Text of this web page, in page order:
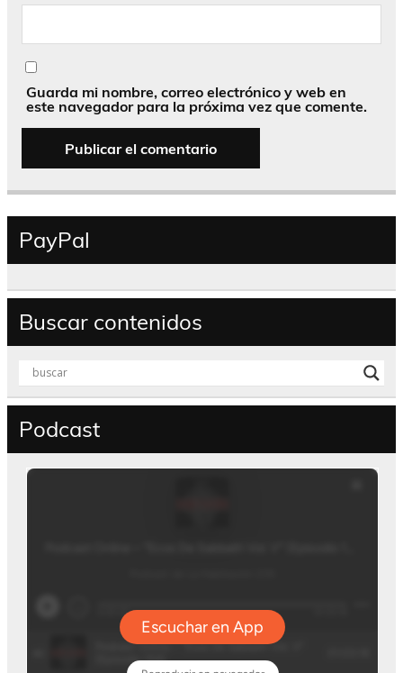
Guarda mi nombre, correo electrónico y web en
este navegador para la próxima vez que comente.
PayPal
Buscar contenidos
Podcast